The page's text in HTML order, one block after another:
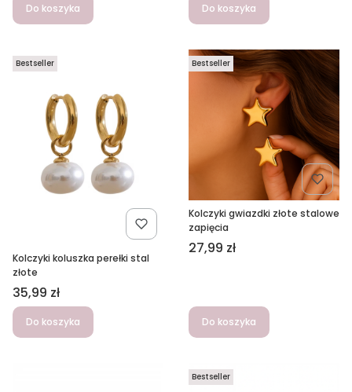
Do koszyka Do koszyka
Bestseller
Kolczyki koluszka perełki stal
złote
Cena
35,99 zł
Do koszyka
Bestseller
Kolczyki gwiazdki złote stalowe
zapięcia
Cena
27,99 zł
Do koszyka
Bestseller